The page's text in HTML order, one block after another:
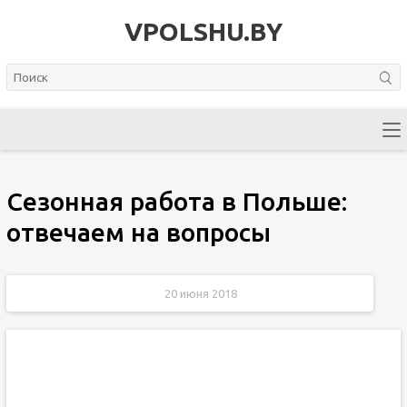
VPOLSHU.BY
Сезонная работа в Польше:
отвечаем на вопросы
20 июня 2018